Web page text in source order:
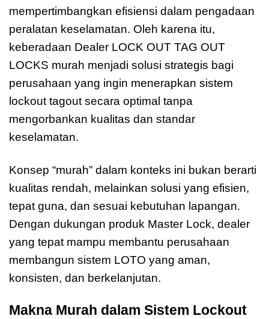
mempertimbangkan efisiensi dalam pengadaan
peralatan keselamatan. Oleh karena itu,
keberadaan Dealer LOCK OUT TAG OUT
LOCKS murah menjadi solusi strategis bagi
perusahaan yang ingin menerapkan sistem
lockout tagout secara optimal tanpa
mengorbankan kualitas dan standar
keselamatan.
Konsep “murah” dalam konteks ini bukan berarti
kualitas rendah, melainkan solusi yang efisien,
tepat guna, dan sesuai kebutuhan lapangan.
Dengan dukungan produk Master Lock, dealer
yang tepat mampu membantu perusahaan
membangun sistem LOTO yang aman,
konsisten, dan berkelanjutan.
Makna Murah dalam Sistem Lockout